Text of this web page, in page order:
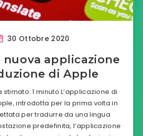
30 Ottobre 2020
nuova applicazione
di Apple
1 minuto L’applicazione di
introdotta per la prima volta in
per tradurre da una lingua
predefinita, l’applicazione